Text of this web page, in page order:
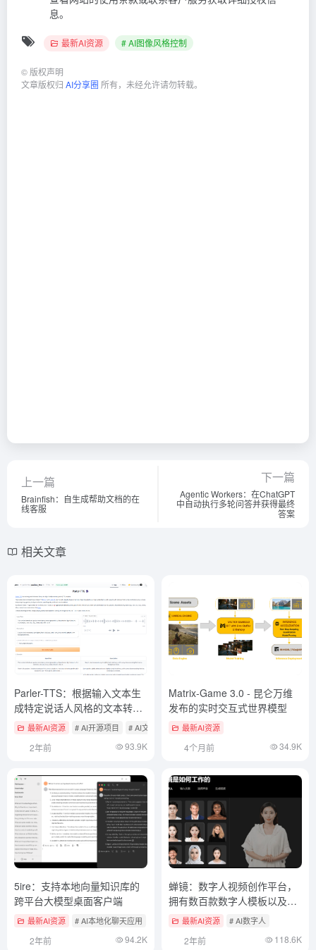
息。
最新AI资源 # AI图像风格控制
© 版权声明
文章版权归 AI分享圈 所有，未经允许请勿转载。
上一篇
Brainfish：自生成帮助文档的在
线客服
下一篇
Agentic Workers：在ChatGPT
中自动执行多轮问答并获得最终
答案
相关文章
Parler-TTS：根据输入文本生
成特定说话人风格的文本转语
音模型
最新AI资源 # AI开源项目 # AI文本转语音
2年前 93.9K
Matrix-Game 3.0 - 昆仑万维
发布的实时交互式世界模型
最新AI资源
4个月前 34.9K
5ire：支持本地向量知识库的
跨平台大模型桌面客户端
最新AI资源 # AI本地化聊天应用
2年前 94.2K
蝉镜：数字人视频创作平台，
拥有数百款数字人模板以及克
隆专属数字人形象（付费）
最新AI资源 # AI数字人
2年前 118.6K